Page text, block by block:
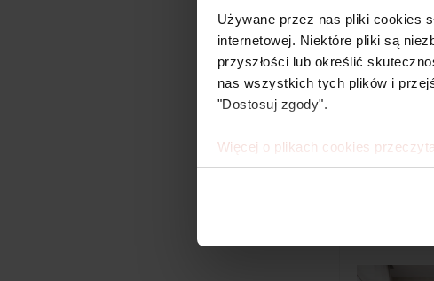
Używane przez nas pliki cookies
internetowej. Niektóre pliki są
przyszłości lub określić
nas wszystkich tych plików i
"Dostosuj zgody".
Więcej o plikach cookies
Jan